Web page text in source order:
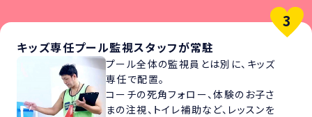
キッズ専任プール監視スタッフが常駐
プール全体の監視員とは別に、キッズ
専任で配置。
コーチの死角フォロー、体験のお子さ
まの注視、トイレ補助など、レッスンを